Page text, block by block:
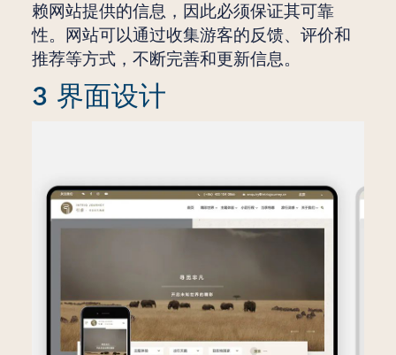
赖网站提供的信息，因此必须保证其可靠
性。网站可以通过收集游客的反馈、评价和
推荐等方式，不断完善和更新信息。
3 界面设计